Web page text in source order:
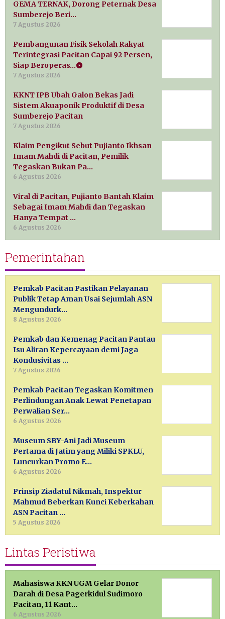
GEMA TERNAK, Dorong Peternak Desa
Sumberejo Beri…
7 Agustus 2026
Pembangunan Fisik Sekolah Rakyat
Terintegrasi Pacitan Capai 92 Persen,
Siap Beroperas…
7 Agustus 2026
KKNT IPB Ubah Galon Bekas Jadi
Sistem Akuaponik Produktif di Desa
Sumberejo Pacitan
7 Agustus 2026
Klaim Pengikut Sebut Pujianto Ikhsan
Imam Mahdi di Pacitan, Pemilik
Tegaskan Bukan Pa…
6 Agustus 2026
Viral di Pacitan, Pujianto Bantah Klaim
Sebagai Imam Mahdi dan Tegaskan
Hanya Tempat …
6 Agustus 2026
Pemerintahan
Pemkab Pacitan Pastikan Pelayanan
Publik Tetap Aman Usai Sejumlah ASN
Mengundurk…
8 Agustus 2026
Pemkab dan Kemenag Pacitan Pantau
Isu Aliran Kepercayaan demi Jaga
Kondusivitas …
7 Agustus 2026
Pemkab Pacitan Tegaskan Komitmen
Perlindungan Anak Lewat Penetapan
Perwalian Ser…
6 Agustus 2026
Museum SBY-Ani Jadi Museum
Pertama di Jatim yang Miliki SPKLU,
Luncurkan Promo E…
6 Agustus 2026
Prinsip Ziadatul Nikmah, Inspektur
Mahmud Beberkan Kunci Keberkahan
ASN Pacitan …
5 Agustus 2026
Lintas Peristiwa
Mahasiswa KKN UGM Gelar Donor
Darah di Desa Pagerkidul Sudimoro
Pacitan, 11 Kant…
6 Agustus 2026